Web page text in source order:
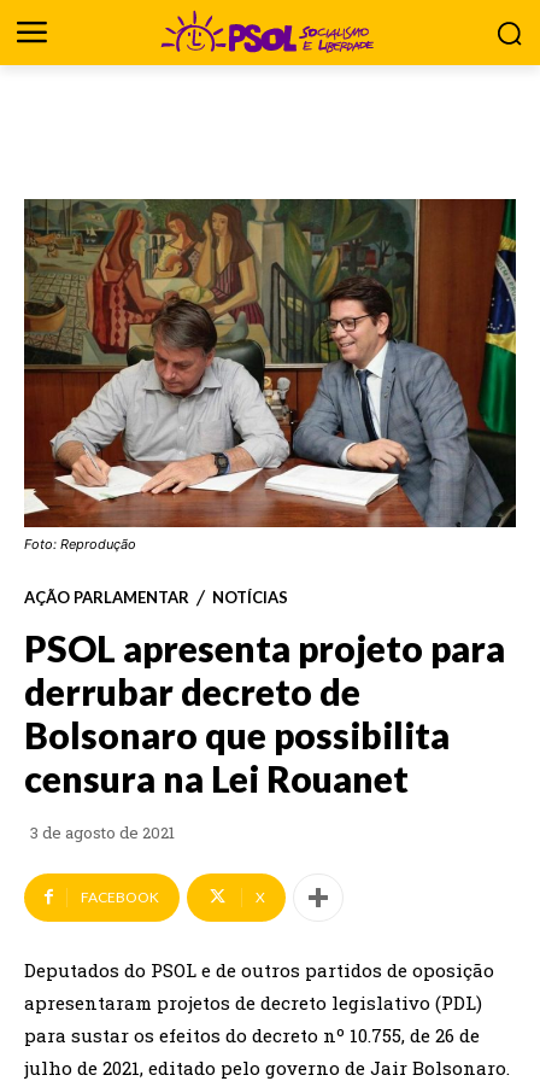
Foto: Reprodução
AÇÃO PARLAMENTAR NOTÍCIAS
PSOL apresenta projeto para
derrubar decreto de
Bolsonaro que possibilita
censura na Lei Rouanet
3 de agosto de 2021
FACEBOOK X
Deputados do PSOL e de outros partidos de oposição
apresentaram projetos de decreto legislativo (PDL)
para sustar os efeitos do decreto nº 10.755, de 26 de
julho de 2021, editado pelo governo de Jair Bolsonaro.